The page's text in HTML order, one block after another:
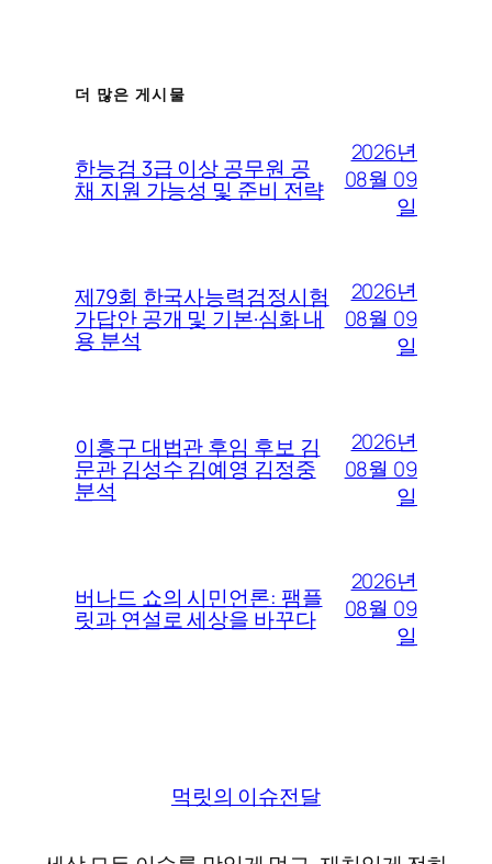
더 많은 게시물
한능검 3급 이상 공무원 공
채 지원 가능성 및 준비 전략
2026년
08월 09
일
제79회 한국사능력검정시험
가답안 공개 및 기본·심화 내
용 분석
2026년
08월 09
일
이흥구 대법관 후임 후보 김
문관 김성수 김예영 김정중
분석
2026년
08월 09
일
버나드 쇼의 시민언론: 팸플
릿과 연설로 세상을 바꾸다
2026년
08월 09
일
먹릿의 이슈전달